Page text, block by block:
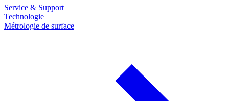
Service & Support
Technologie
Métrologie de surface